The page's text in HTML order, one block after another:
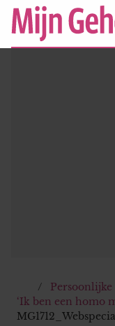
‘Ik ben een homo